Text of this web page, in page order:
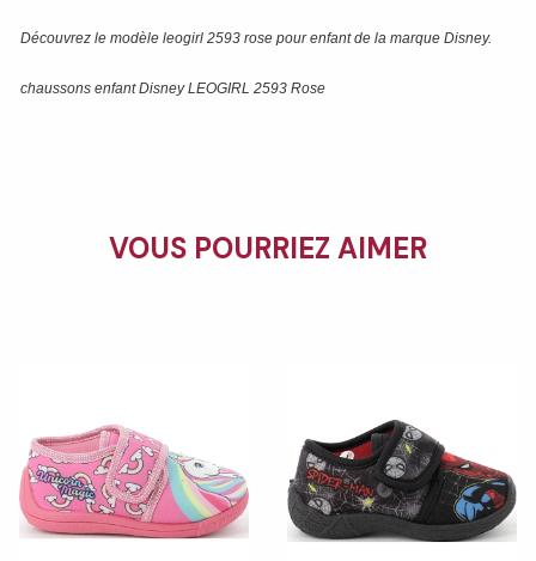
Découvrez le modèle leogirl 2593 rose pour enfant de la marque Disney.
chaussons enfant Disney LEOGIRL 2593 Rose
VOUS POURRIEZ AIMER